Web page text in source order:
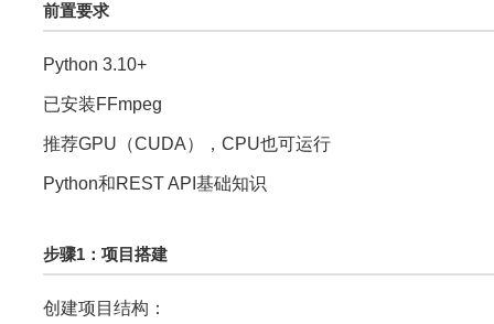
前置要求
Python 3.10+
已安装FFmpeg
推荐GPU（CUDA），CPU也可运行
Python和REST API基础知识
步骤1：项目搭建
创建项目结构：